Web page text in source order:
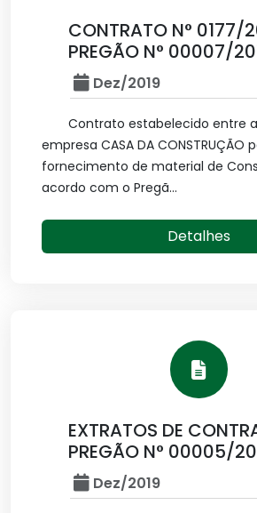
CONTRATO N° 0177/
PREGÃO N° 00007/
Dez/2019
Contrato estabelecido entre a
empresa CASA DA CONSTRUÇÃO
fornecimento de material de
acordo com o Pregã...
Detalhes
EXTRATOS DE
PREGÃO N° 00005/
Dez/2019